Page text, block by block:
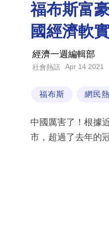
福布斯富
國經濟軟
經濟一週編輯部
社會熱話 Apr 14 2021
福布斯 網民
中國厲害了！根據
市，超過了去年的